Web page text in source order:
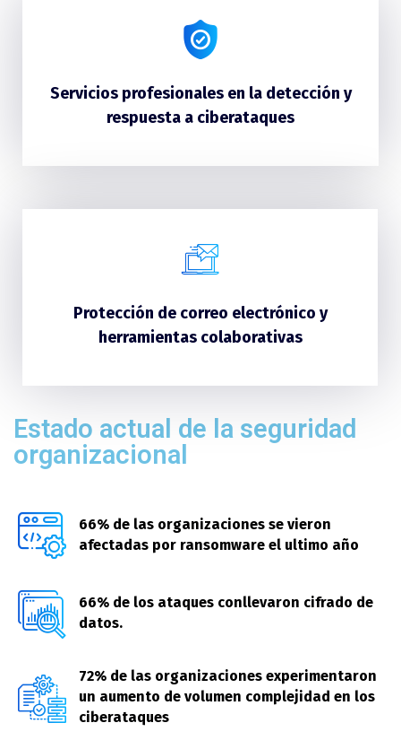
Servicios profesionales en la detección y
respuesta a ciberataques
Protección de correo electrónico y
herramientas colaborativas
Estado actual de la seguridad
organizacional
66% de las organizaciones se vieron
afectadas por ransomware el ultimo año
66% de los ataques conllevaron cifrado de
datos.
72% de las organizaciones experimentaron
un aumento de volumen complejidad en los
ciberataques